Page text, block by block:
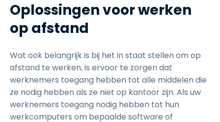
Oplossingen voor werken
op afstand
Wat ook belangrijk is bij het in staat stellen om op
afstand te werken, is ervoor te zorgen dat
werknemers toegang hebben tot alle middelen die
ze nodig hebben als ze niet op kantoor zijn. Als uw
werknemers toegang nodig hebben tot hun
werkcomputers om bepaalde software of